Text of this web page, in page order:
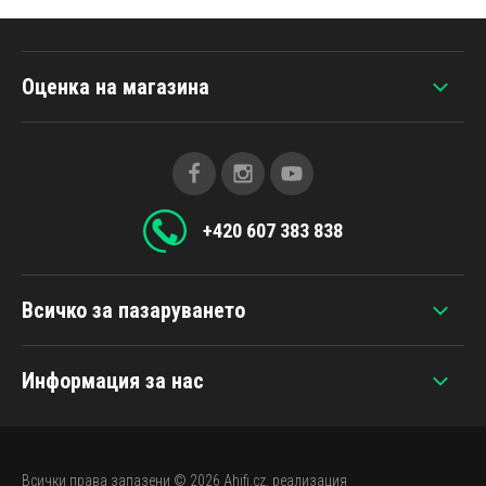
Всичко за пазаруването
Информация за нас
Оценка на магазина
+420 607 383 838
Всички права запазени © 2026 Ahifi.cz , реализация